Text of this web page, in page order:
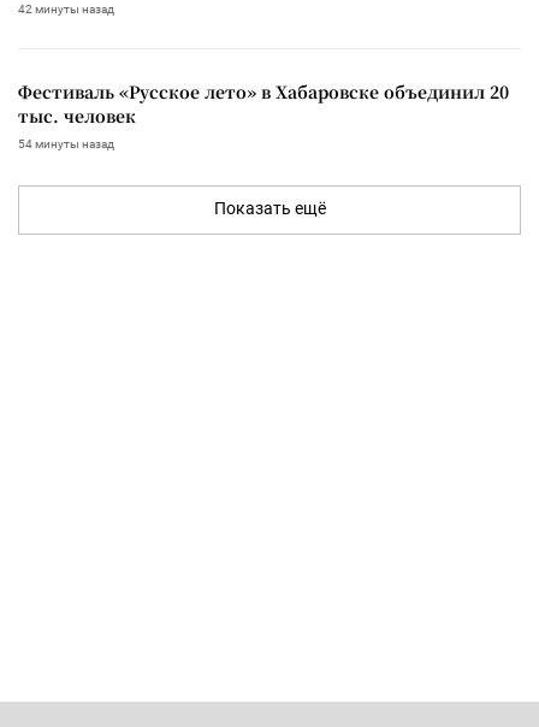
42 минуты назад
Фестиваль «Русское лето» в Хабаровске объединил 20
тыс. человек
54 минуты назад
Показать ещё